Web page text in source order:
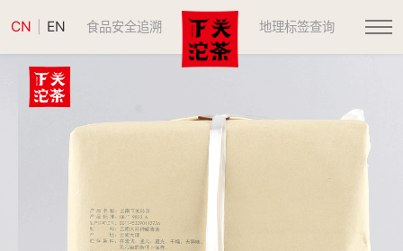
CN EN 食品安全追溯 地理标签查询